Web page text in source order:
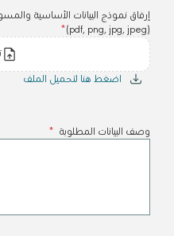
إرفاق نموذج البيانات الأساسية
(pdf, png, jpg, jpeg)
*
اضغط هنا لتحميل الملف
وصف البيانات المطلوبة *